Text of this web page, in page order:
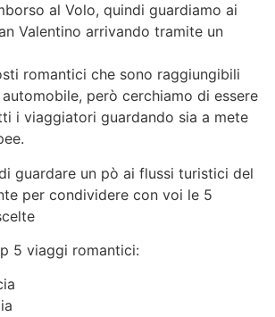
al Volo, quindi guardiamo ai
Valentino arrivando tramite un
romantici che sono raggiungibili
però cerchiamo di essere
i viaggiatori guardando sia a mete
guardare un pò ai flussi turistici del
per condividere con voi le 5
5 viaggi romantici: